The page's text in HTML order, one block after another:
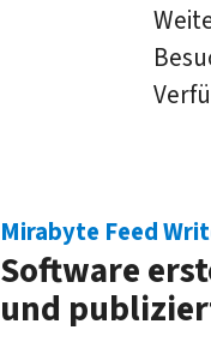
Mirabyte Feed
Software
und